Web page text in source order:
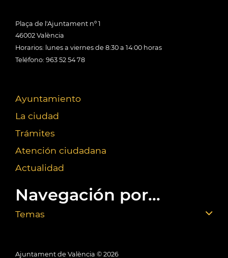
Plaça de l'Ajuntament nº 1
46002 València
Horarios: lunes a viernes de 8:30 a 14:00 horas
Teléfono: 963 52 54 78
Ayuntamiento
La ciudad
Trámites
Atención ciudadana
Actualidad
Navegación por...
Temas
Ajuntament de València © 2026